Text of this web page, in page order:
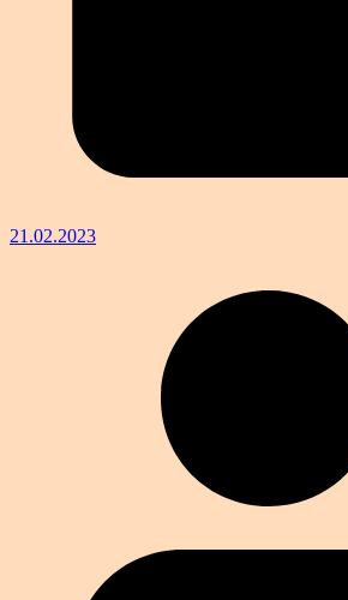
21.02.2023